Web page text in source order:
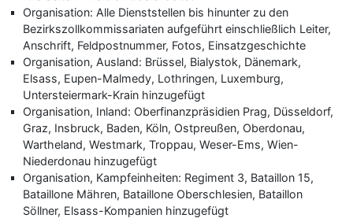
Organisation: Alle Dienststellen bis hinunter zu den
Bezirkszollkommissariaten aufgeführt einschließlich Leiter,
Anschrift, Feldpostnummer, Fotos, Einsatzgeschichte
Organisation, Ausland: Brüssel, Bialystok, Dänemark,
Elsass, Eupen-Malmedy, Lothringen, Luxemburg,
Untersteiermark-Krain hinzugefügt
Organisation, Inland: Oberfinanzpräsidien Prag, Düsseldorf,
Graz, Insbruck, Baden, Köln, Ostpreußen, Oberdonau,
Wartheland, Westmark, Troppau, Weser-Ems, Wien-
Niederdonau hinzugefügt
Organisation, Kampfeinheiten: Regiment 3, Bataillon 15,
Bataillone Mähren, Bataillone Oberschlesien, Bataillon
Söllner, Elsass-Kompanien hinzugefügt